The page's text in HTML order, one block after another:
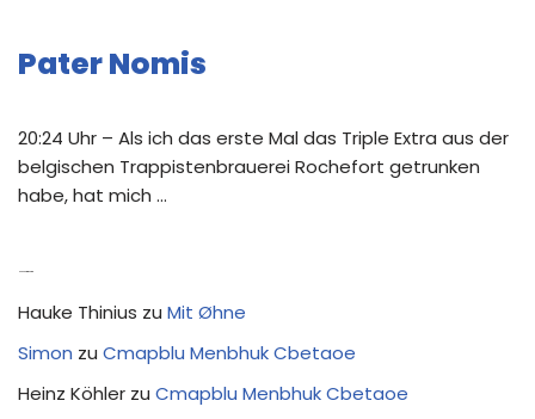
Pater Nomis
20:24 Uhr – Als ich das erste Mal das Triple Extra aus der
belgischen Trappistenbrauerei Rochefort getrunken
habe, hat mich …
Hauke Thinius zu Mit Øhne
Simon zu Cmapblu Menbhuk Cbetaoe
Heinz Köhler zu Cmapblu Menbhuk Cbetaoe